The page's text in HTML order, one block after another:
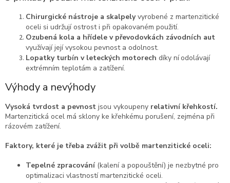
Chirurgické nástroje a skalpelyvyrobené z martenzitické
oceli si udržují ostrost i při opakovaném použití.
Ozubená kola a hřídele v převodovkách závodních aut
využívají její vysokou pevnost a odolnost.
Lopatky turbín v leteckých motorech díky níodolávají
extrémním teplotám a zatížení.
Výhody a nevýhody
Vysoká tvrdost a pevnost jsou vykoupeny relativní křehkostí.
Martenzitická ocel má sklony ke křehkému porušení, zejména při
rázovém zatížení.
Faktory, které je třeba zvážit při volbě martenzitické oceli:
Tepelné zpracování (kalení a popouštění) je nezbytné pro
optimalizaci vlastností martenzitické oceli.